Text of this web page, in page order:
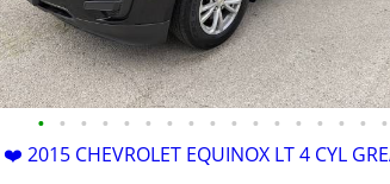
• • • • • • • • • • • • • • • • •